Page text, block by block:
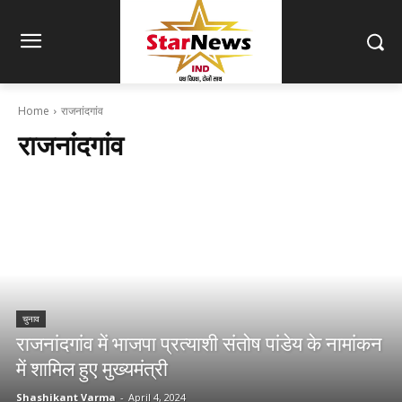
Home राजनांदगांव
राजनांदगांव
चुनाव
राजनांदगांव में भाजपा प्रत्याशी संतोष पांडेय के नामांकन
में शामिल हुए मुख्यमंत्री
Shashikant Varma - April 4, 2024